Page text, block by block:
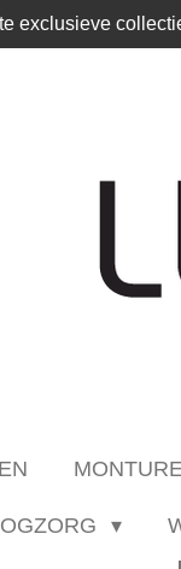
exclusieve